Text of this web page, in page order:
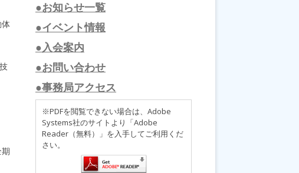
●お知らせ一覧
●イベント情報
●入会案内
●お問い合わせ
●事務局アクセス
※PDFを閲覧できない場合は、Adobe
Systems社のサイトより「Adobe
Reader（無料）」を入手してご利用くだ
さい。